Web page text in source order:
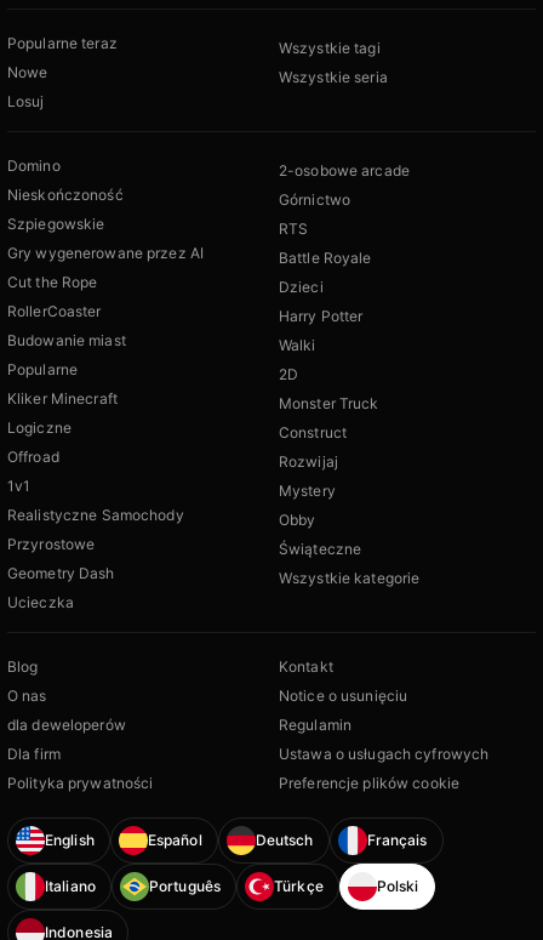
Popularne teraz
Nowe
Losuj
Wszystkie tagi
Wszystkie seria
Domino
Nieskończoność
Szpiegowskie
Gry wygenerowane przez AI
Cut the Rope
RollerCoaster
Budowanie miast
Popularne
Kliker Minecraft
Logiczne
Offroad
1v1
Realistyczne Samochody
Przyrostowe
Geometry Dash
Ucieczka
2-osobowe arcade
Górnictwo
RTS
Battle Royale
Dzieci
Harry Potter
Walki
2D
Monster Truck
Construct
Rozwijaj
Mystery
Obby
Świąteczne
Wszystkie kategorie
Blog
O nas
dla deweloperów
Dla firm
Polityka prywatności
Kontakt
Notice o usunięciu
Regulamin
Ustawa o usługach cyfrowych
Preferencje plików cookie
English Español Deutsch Français
Italiano Português Türkçe Polski
Indonesia